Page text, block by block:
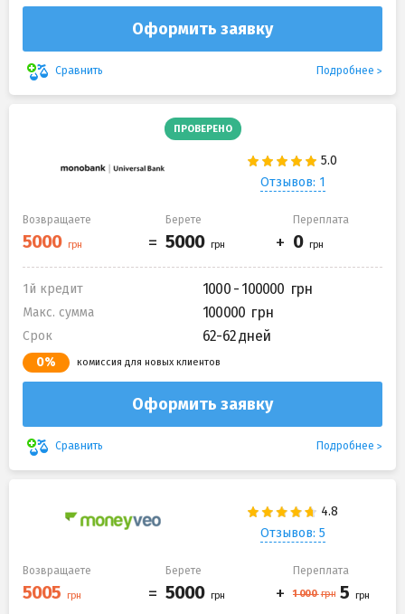
Оформить заявку
Сравнить Подробнее
ПРОВЕРЕНО
Отзывов: 1
Возвращаете Берете Переплата
1й кредит 1000 - 100000
Макс. сумма 100000
Срок 62-62 дней
0% комиссия для новых клиентов
Оформить заявку
Сравнить Подробнее
Отзывов: 5
Возвращаете Берете Переплата